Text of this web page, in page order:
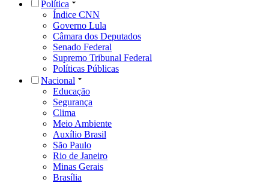
Política
Índice CNN
Governo Lula
Câmara dos Deputados
Senado Federal
Supremo Tribunal Federal
Políticas Públicas
Nacional
Educação
Segurança
Clima
Meio Ambiente
Auxílio Brasil
São Paulo
Rio de Janeiro
Minas Gerais
Brasília